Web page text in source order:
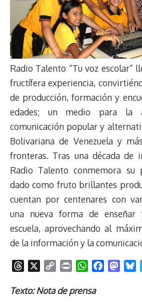
Radio Talento “Tu voz escolar”
fructífera experiencia,
de producción, formación y
edades; un medio para la
comunicación popular y
Bolivariana de Venezuela y
fronteras. Tras una década de
Radio Talento conmemora su
dado como fruto brillantes
cuentan por centenares con
una nueva forma de
escuela, aprovechando al
de la información y la
r
p
i
W
a
M
Texto: Nota de prensa